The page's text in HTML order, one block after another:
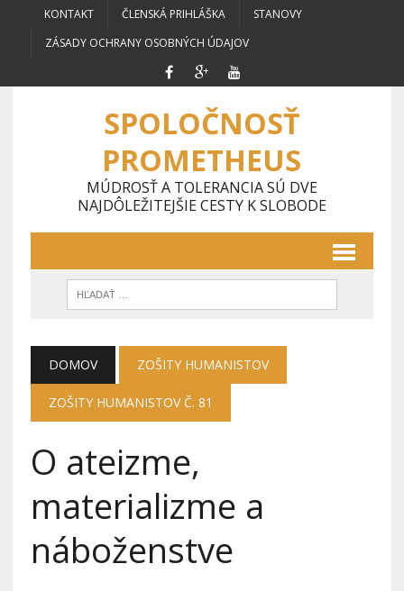
KONTAKT ČLENSKÁ PRIHLÁŠKA
STANOVY
ZÁSADY OCHRANY OSOBNÝCH ÚDAJOV
SPOLOČNOSŤ
PROMETHEUS
MÚDROSŤ A TOLERANCIA SÚ DVE
NAJDÔLEŽITEJŠIE CESTY K SLOBODE
DOMOV ZOŠITY HUMANISTOV
ZOŠITY HUMANISTOV Č. 81
O ateizme,
materializme a
náboženstve